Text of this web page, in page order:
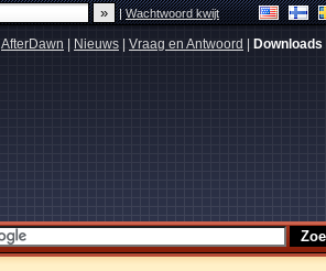
|Wachtwoord kwijt
AfterDawn Nieuws Vraag en Antwoord Downloads